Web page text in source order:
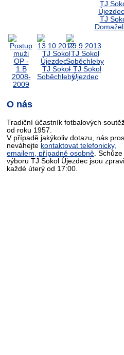
O nás
Tradiční účastník fotbalových
od roku 1957.
V případě jakýkoliv dotazu, nás
neváhejte kontaktovat telefonicky,
emailem, případně osobně. Schůze
výboru TJ Sokol Újezdec jsou
každé úterý od 17:00.